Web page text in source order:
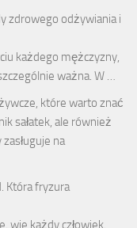
zdrowego odżywiania i
każdego mężczyzny,
ważna. W …
które warto znać
sałatek, ale również
na
Która fryzura
wie każdy człowiek,